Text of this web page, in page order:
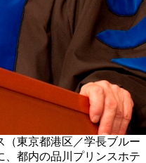
（東京都港区／学長ブルー
、都内の品川プリンスホテ